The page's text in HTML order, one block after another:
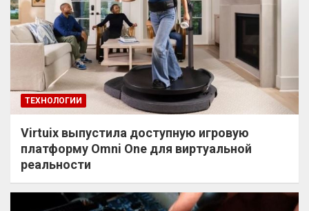
ТЕХНОЛОГИИ
Virtuix выпустила доступную игровую
платформу Omni One для виртуальной
реальности